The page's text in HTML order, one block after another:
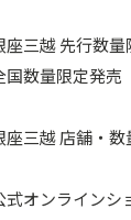
三越 先行数量
国数量限定発売
三越 店舗・
式オンラインシ